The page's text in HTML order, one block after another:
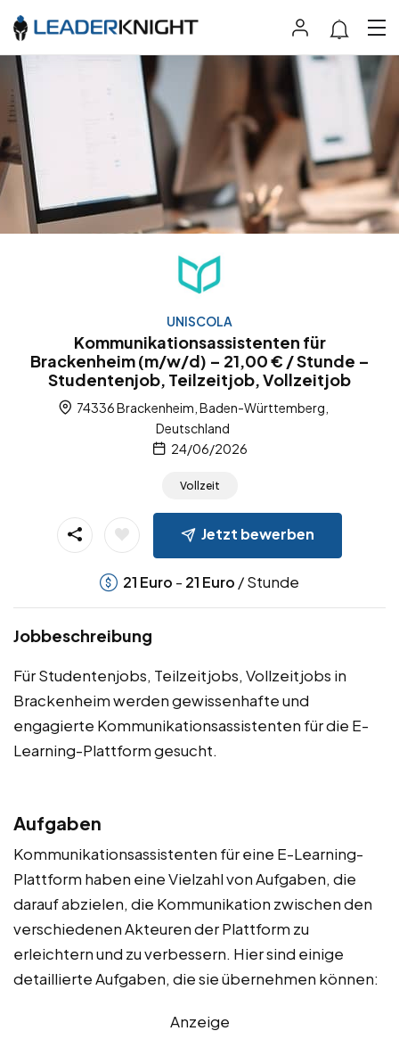
UNISCOLA
Kommunikationsassistenten für
Brackenheim (m/w/d) – 21,00 € / Stunde –
Studentenjob, Teilzeitjob, Vollzeitjob
74336 Brackenheim, Baden-Württemberg,
Deutschland
24/06/2026
Vollzeit
Jetzt bewerben
21 Euro - 21 Euro / Stunde
Jobbeschreibung
Für Studentenjobs, Teilzeitjobs, Vollzeitjobs in
Brackenheim werden gewissenhafte und
engagierte Kommunikationsassistenten für die E-
Learning-Plattform gesucht.
Aufgaben
Kommunikationsassistenten für eine E-Learning-
Plattform haben eine Vielzahl von Aufgaben, die
darauf abzielen, die Kommunikation zwischen den
verschiedenen Akteuren der Plattform zu
erleichtern und zu verbessern. Hier sind einige
detaillierte Aufgaben, die sie übernehmen können:
Anzeige